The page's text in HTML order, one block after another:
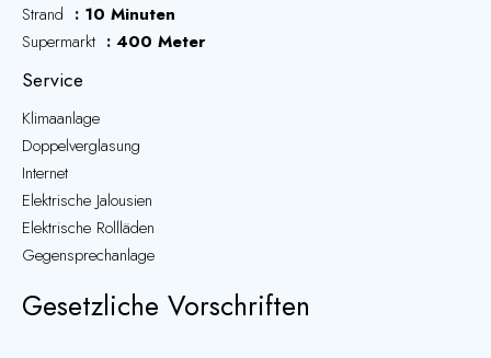
Strand
10 Minuten
Supermarkt
400 Meter
Service
Klimaanlage
Doppelverglasung
Internet
Elektrische Jalousien
Elektrische Rollläden
Gegensprechanlage
Gesetzliche Vorschriften